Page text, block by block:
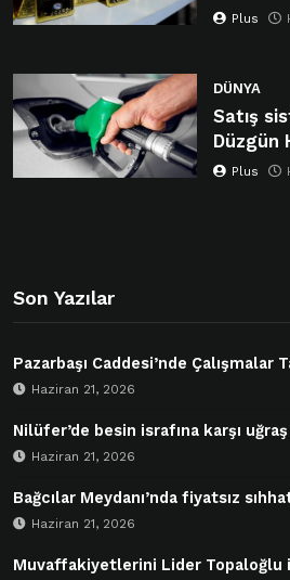
Plus
DÜNYA
Satış
Düzgün
Plus
Son Yazılar
Pazarbaşı Caddesi’nde Çalışmalar
Haziran 21, 2026
Nilüfer’de besin israfına karşı uğraş
Haziran 21, 2026
Bağcılar Meydanı’nda fiyatsız
Haziran 21, 2026
Muvaffakiyetlerini Lider Topaloğlu